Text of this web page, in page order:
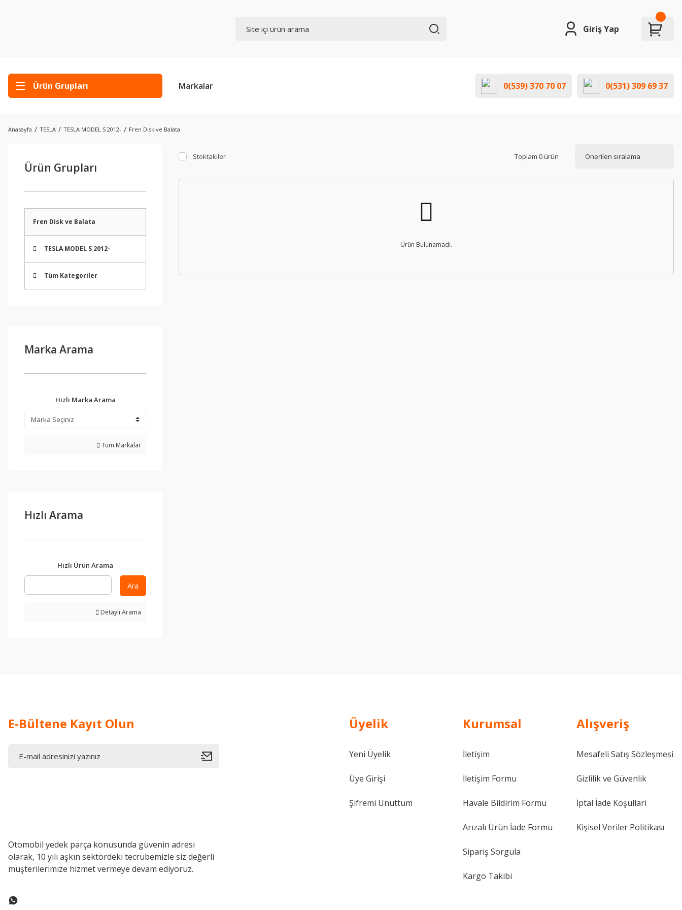
Giriş Yap
Ürün Grupları Markalar 0(539) 370 70 07 0(531) 309 69 37
Anasayfa TESLA TESLA MODEL S 2012- Fren Disk ve Balata
Ürün Grupları
Fren Disk ve Balata
TESLA MODEL S 2012-
Tüm Kategoriler
Marka Arama
Hızlı Marka Arama
Tüm Markalar
Hızlı Arama
Hızlı Ürün Arama
Ara
Detaylı Arama
Stoktakiler Toplam 0 ürün
Ürün Bulunamadı.
E-Bültene Kayıt Olun
Otomobil yedek parça konusunda güvenin adresi
olarak, 10 yılı aşkın sektördeki tecrübemizle siz değerli
müşterilerimize hizmet vermeye devam ediyoruz.
Üyelik
Yeni Üyelik
Üye Girişi
Şifremi Unuttum
Kurumsal
İletişim
İletişim Formu
Havale Bildirim Formu
Arızalı Ürün İade Formu
Sipariş Sorgula
Kargo Takibi
Alışveriş
Mesafeli Satış Sözleşmesi
Gizlilik ve Güvenlik
İptal İade Koşullari
Kişisel Veriler Politikası